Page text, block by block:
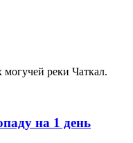
реки Чаткал.
на 1 день